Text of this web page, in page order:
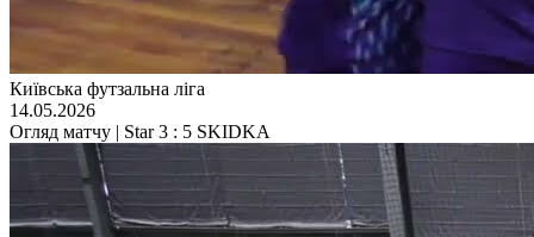
Київська футзальна ліга
14.05.2026
Огляд матчу | Star 3 : 5 SKIDKA